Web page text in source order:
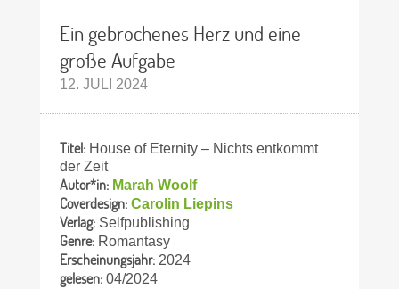
Ein gebrochenes Herz und eine
große Aufgabe
12. JULI 2024
Titel: House of Eternity – Nichts entkommt
der Zeit
Autor*in: Marah Woolf
Coverdesign: Carolin Liepins
Verlag: Selfpublishing
Genre: Romantasy
Erscheinungsjahr: 2024
gelesen: 04/2024